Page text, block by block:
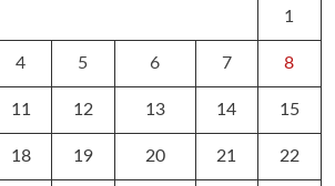
1
4 5 6 7 8
11 12 13 14 15
18 19 20 21 22